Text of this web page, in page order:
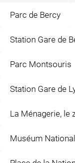
Parc de Bercy
Station Gare de
Parc Montsouris
Station Gare de
La Ménagerie, le
Muséum